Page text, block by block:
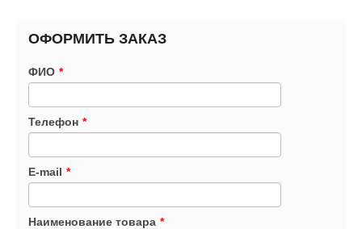
ОФОРМИТЬ ЗАКАЗ
ФИО *
Телефон *
E-mail *
Наименование товара *